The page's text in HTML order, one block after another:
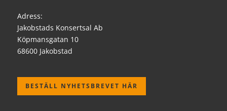
Adress:
Jakobstads Konsertsal Ab
Köpmansgatan 10
68600 Jakobstad
BESTÄLL NYHETSBREVET HÄR